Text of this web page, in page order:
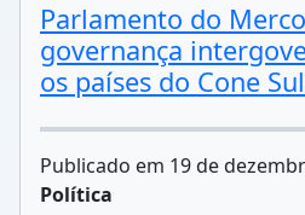
Parlamento do
governança
os países do Cone
Publicado em 19 de
Política